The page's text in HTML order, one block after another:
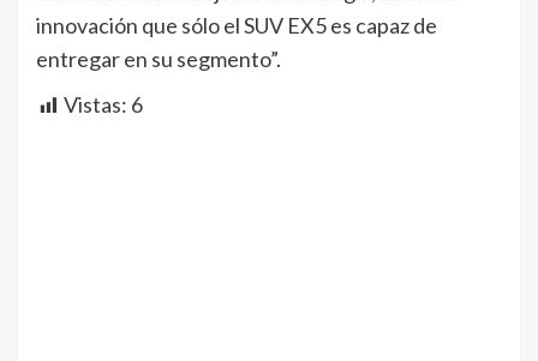
innovación que sólo el SUV EX5 es capaz de
entregar en su segmento”.
Vistas: 6